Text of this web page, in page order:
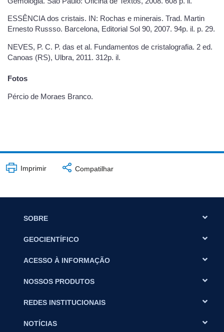
ESSÊNCIA dos cristais. IN: Rochas e minerais. Trad. Martin
Ernesto Russso. Barcelona, Editorial Sol 90, 2007. 94p. il. p. 29.
NEVES, P. C. P. das et al. Fundamentos de cristalografia. 2 ed.
Canoas (RS), Ulbra, 2011. 312p. il.
Fotos
Pércio de Moraes Branco.
Imprimir Compatilhar
SOBRE
GEOCIENTÍFICO
ACESSO À INFORMAÇÃO
NOSSOS PRODUTOS
REDES INSTITUCIONAIS
NOTÍCIAS